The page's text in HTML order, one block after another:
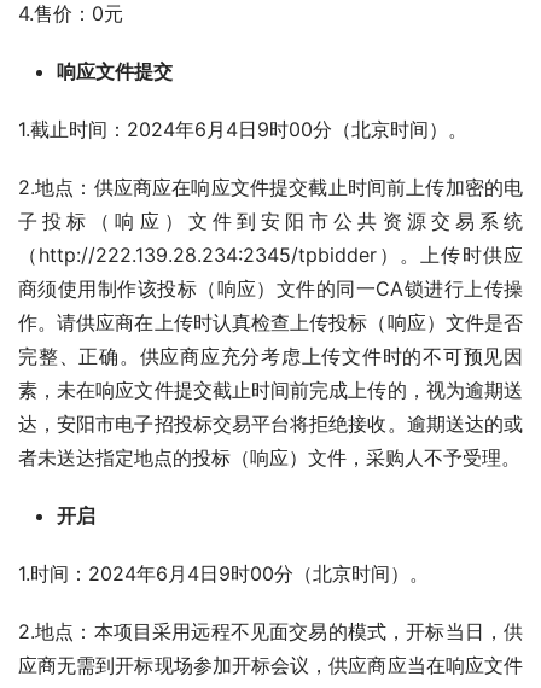
4.售价：0元
响应文件提交
1.截止时间：2024年6月4日9时00分（北京时间）。
2.地点：供应商应在响应文件提交截止时间前上传加密的电
子投标（响应）文件到安阳市公共资源交易系统
（http://222.139.28.234:2345/tpbidder）。上传时供应
商须使用制作该投标（响应）文件的同一CA锁进行上传操
作。请供应商在上传时认真检查上传投标（响应）文件是否
完整、正确。供应商应充分考虑上传文件时的不可预见因
素，未在响应文件提交截止时间前完成上传的，视为逾期送
达，安阳市电子招投标交易平台将拒绝接收。逾期送达的或
者未送达指定地点的投标（响应）文件，采购人不予受理。
开启
1.时间：2024年6月4日9时00分（北京时间）。
2.地点：本项目采用远程不见面交易的模式，开标当日，供
应商无需到开标现场参加开标会议，供应商应当在响应文件